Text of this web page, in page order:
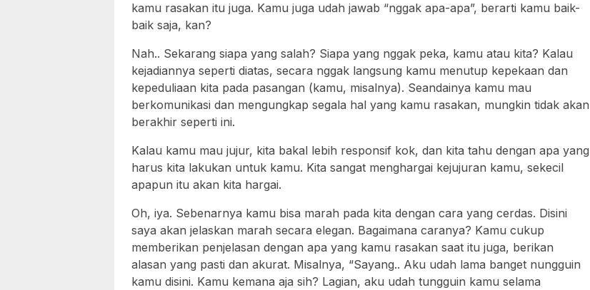
kamu rasakan itu juga. Kamu juga udah jawab “nggak apa-apa”, berarti kamu baik-
baik saja, kan?
Nah.. Sekarang siapa yang salah? Siapa yang nggak peka, kamu atau kita? Kalau
kejadiannya seperti diatas, secara nggak langsung kamu menutup kepekaan dan
kepeduliaan kita pada pasangan (kamu, misalnya). Seandainya kamu mau
berkomunikasi dan mengungkap segala hal yang kamu rasakan, mungkin tidak akan
berakhir seperti ini.
Kalau kamu mau jujur, kita bakal lebih responsif kok, dan kita tahu dengan apa yang
harus kita lakukan untuk kamu. Kita sangat menghargai kejujuran kamu, sekecil
apapun itu akan kita hargai.
Oh, iya. Sebenarnya kamu bisa marah pada kita dengan cara yang cerdas. Disini
saya akan jelaskan marah secara elegan. Bagaimana caranya? Kamu cukup
memberikan penjelasan dengan apa yang kamu rasakan saat itu juga, berikan
alasan yang pasti dan akurat. Misalnya, “Sayang.. Aku udah lama banget nungguin
kamu disini. Kamu kemana aja sih? Lagian, aku udah tungguin kamu selama